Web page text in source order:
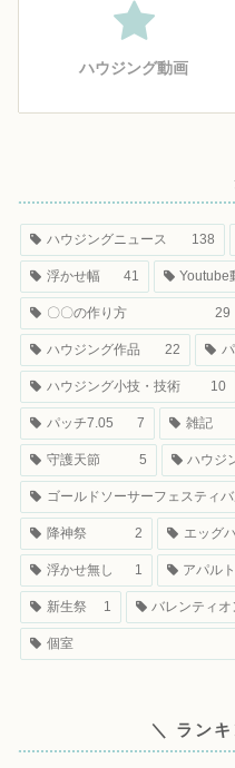
ハウジング動画
ハウジングニュース 138
浮かせ幅 41 Youtube
〇〇の作り方 29
ハウジング作品 22
ハウジング小技・技術 10
パッチ7.05 7 雑記
守護天節 5 ハウジ
ゴールドソーサーフェスティ
降神祭 2 エッグ
浮かせ無し 1 アパル
新生祭 1 バレンティオ
個室
＼ ラン